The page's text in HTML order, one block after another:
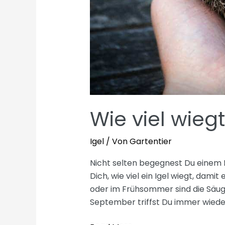
Wie viel
Igel/ VonGartentier
Nicht selten begegnest Du
Dich, wie viel ein Igel wiegt,
oder im Frühsommer sind die
September triffst Du immer